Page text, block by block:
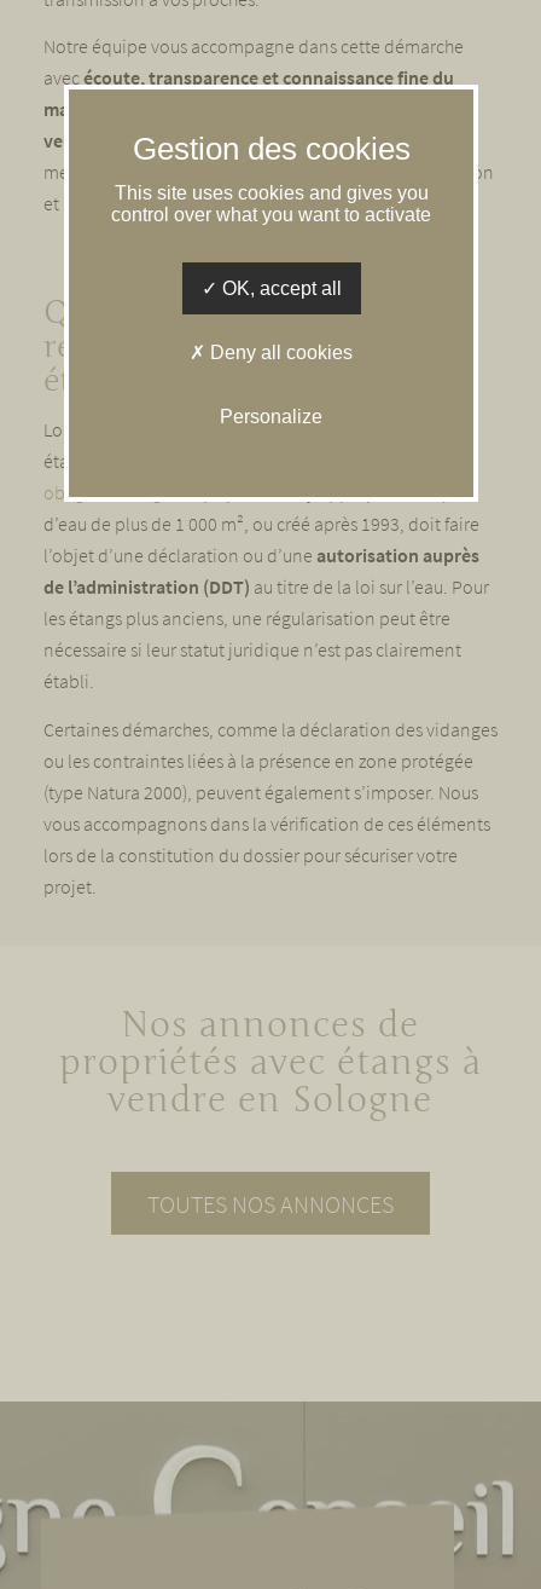
Notre équipe vous accompagne dans cette démarche
avecécoute, transparence et connaissance fine du
marché solognot, que vous souhaitez acheter ou
vendre votre bien !Chaque projet est unique, et nous
mettons un point d’honneur à vous guider avec attention
et précision.
Quelles sont les
réglementations pour les
étangs en Sologne ?
Lorsque vous envisagez l’achat d’une propriété avec
étang en Sologne, il est important de connaître les
obligations légalesqui peuvent s’y appliquer. Tout plan
d’eau de plus de 1 000 m², ou créé après 1993, doit faire
l’objet d’une déclaration ou d’une autorisation auprès
de l’administration (DDT) au titre de la loi sur l’eau. Pour
les étangs plus anciens, une régularisation peut être
nécessaire si leur statut juridique n’est pas clairement
établi.
Certaines démarches, comme la déclaration des vidanges
ou les contraintes liées à la présence en zone protégée
(type Natura 2000), peuvent également s’imposer. Nous
vous accompagnons dans la vérification de ces éléments
lors de la constitution du dossier pour sécuriser votre
projet.
Nos annonces de
propriétés avec étangs à
vendre en Sologne
TOUTES NOS ANNONCES
This site uses cookies and gives you
control over what you want to activate
OK, accept all
Deny all cookies
Personalize